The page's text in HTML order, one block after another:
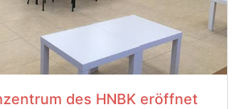
des HNBK eröffnet